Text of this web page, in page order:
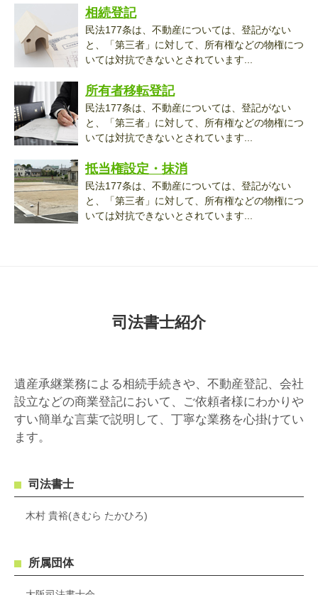
相続登記
民法177条は、不動産については、登記がない
と、「第三者」に対して、所有権などの物権につ
いては対抗できないとされています...
所有者移転登記
民法177条は、不動産については、登記がない
と、「第三者」に対して、所有権などの物権につ
いては対抗できないとされています...
抵当権設定・抹消
民法177条は、不動産については、登記がない
と、「第三者」に対して、所有権などの物権につ
いては対抗できないとされています...
司法書士紹介
遺産承継業務による相続手続きや、不動産登記、会社
設立などの商業登記において、ご依頼者様にわかりや
すい簡単な言葉で説明して、丁寧な業務を心掛けてい
ます。
司法書士
木村 貴裕(きむら たかひろ)
所属団体